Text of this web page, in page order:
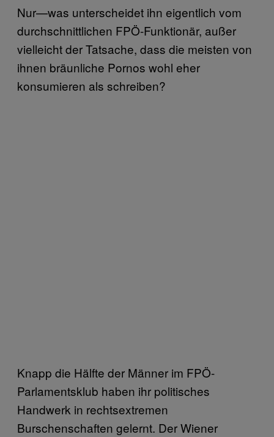
Nur—was unterscheidet ihn eigentlich vom
durchschnittlichen FPÖ-Funktionär, außer
vielleicht der Tatsache, dass die meisten von
ihnen bräunliche Pornos wohl eher
konsumieren als schreiben?
Knapp die Hälfte der Männer im FPÖ-
Parlamentsklub haben ihr politisches
Handwerk in rechtsextremen
Burschenschaften gelernt. Der Wiener